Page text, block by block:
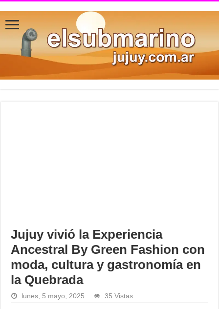
Jujuy vivió la Experiencia
Ancestral By Green Fashion con
moda, cultura y gastronomía en
la Quebrada
lunes, 5 mayo, 2025 35 Vistas